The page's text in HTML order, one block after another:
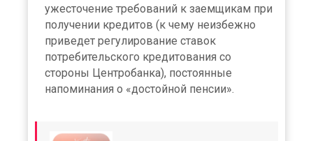
ужесточение требований к заемщикам при
получении кредитов (к чему неизбежно
приведет регулирование ставок
потребительского кредитования со
стороны Центробанка), постоянные
напоминания о «достойной пенсии».